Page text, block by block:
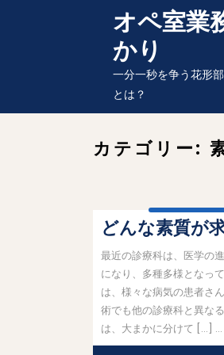
オペ室業
かり
一分一秒を争う花形
とは？
カテゴリー:
どんな素質が
最近の診療科は、医学の
になり、多種多様となっ
は、様々な病気の患者さ
術でも他の診療科と異な
は、大まかに分けて […] ...